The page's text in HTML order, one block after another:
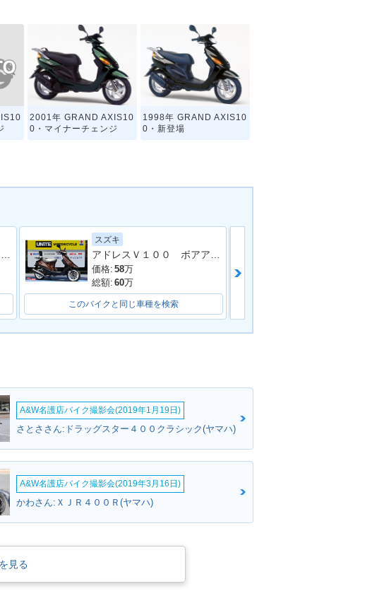
2001年 GRAND AXIS10
0・マイナーチェンジ
1998年 GRAND AXIS10
0・新登場
スズキ
価格: 58万
総額: 60万
このバイクと同じ車種を検索
A&W名護店バイク撮影会(2019年1月19日)
さとささん:ドラッグスター４００クラシック(ヤマハ)
A&W名護店バイク撮影会(2019年3月16日)
かわさん:ＸＪＲ４００Ｒ(ヤマハ)
見る